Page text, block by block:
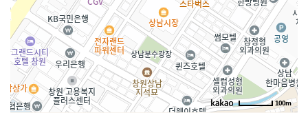
100m